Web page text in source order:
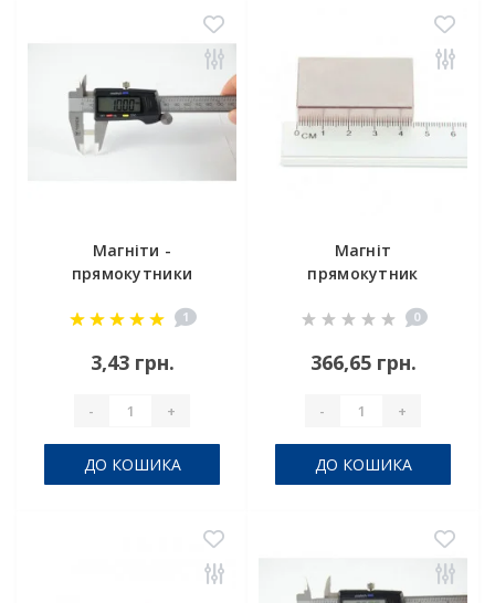
Магніти -
прямокутники
1
3,43 грн.
- +
ДО КОШИКА
Магніт
прямокутник
0
366,65 грн.
- +
ДО КОШИКА